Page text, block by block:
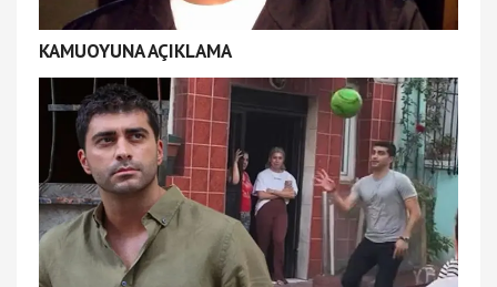
KAMUOYUNA AÇIKLAMA